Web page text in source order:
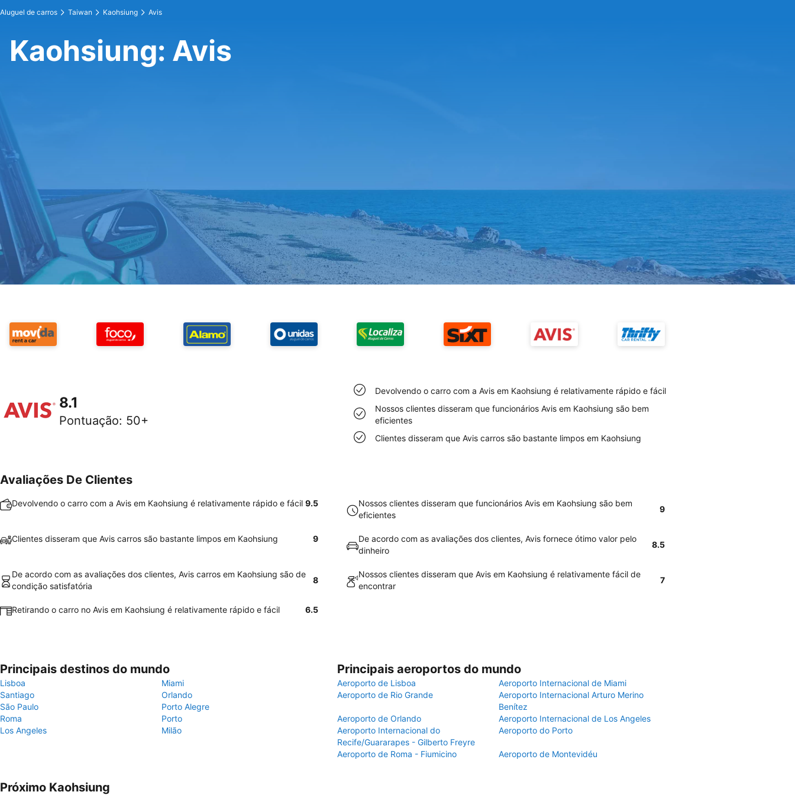
Aluguel de carros Taiwan Kaohsiung Avis
Kaohsiung: Avis
8.1
Pontuação: 50+
Devolvendo o carro com a Avis em Kaohsiung é relativamente rápido e fácil
Nossos clientes disseram que funcionários Avis em Kaohsiung são bem
eficientes
Clientes disseram que Avis carros são bastante limpos em Kaohsiung
Avaliações De Clientes
Devolvendo o carro com a Avis em Kaohsiung é relativamente rápido e fácil 9.5
Nossos clientes disseram que funcionários Avis em Kaohsiung são bem
eficientes
9
Clientes disseram que Avis carros são bastante limpos em Kaohsiung 9
De acordo com as avaliações dos clientes, Avis fornece ótimo valor pelo
dinheiro
8.5
De acordo com as avaliações dos clientes, Avis carros em Kaohsiung são de
condição satisfatória
8
Nossos clientes disseram que Avis em Kaohsiung é relativamente fácil de
encontrar
7
Retirando o carro no Avis em Kaohsiung é relativamente rápido e fácil 6.5
Principais destinos do mundo
Lisboa
Miami
Santiago
Orlando
São Paulo
Porto Alegre
Roma
Porto
Los Angeles
Milão
Principais aeroportos do mundo
Aeroporto de Lisboa
Aeroporto Internacional de Miami
Aeroporto de Rio Grande
Aeroporto Internacional Arturo Merino
Benítez
Aeroporto de Orlando
Aeroporto Internacional de Los Angeles
Aeroporto Internacional do
Recife/Guararapes - Gilberto Freyre
Aeroporto do Porto
Aeroporto de Roma - Fiumicino Aeroporto de Montevidéu
Próximo Kaohsiung